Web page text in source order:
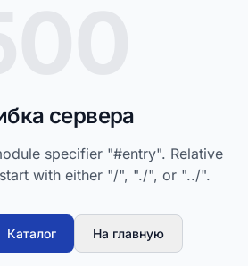
сервера
specifier "#entry". Relative
with either "/", "./", or "../".
Каталог На главную